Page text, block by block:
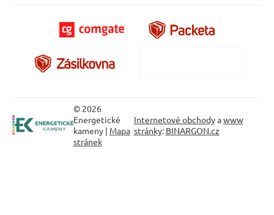
© 2026
Energetické
kameny | Mapa
stránek
Internetové obchodyawww
stránky: BINARGON.cz